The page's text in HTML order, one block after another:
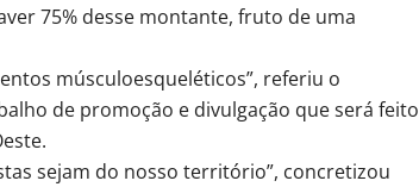
75% desse montante, fruto de uma
músculoesqueléticos”, referiu o
de promoção e divulgação que será feito
sejam do nosso território”, concretizou